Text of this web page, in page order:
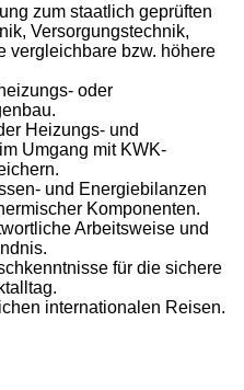
zum staatlich geprüften
Versorgungstechnik,
vergleichbare bzw. höhere
oder
Heizungs- und
Umgang mit KWK-
und Energiebilanzen
Komponenten.
Arbeitsweise und
für die sichere
internationalen Reisen.